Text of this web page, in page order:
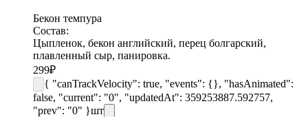
Бекон темпура
Состав:
Цыпленок, бекон английский, перец болгарский,
плавленный сыр, панировка.
299₽
{ "canTrackVelocity": true, "events": {}, "hasAnimated":
false, "current": "0", "updatedAt": 359253887.592757,
"prev": "0" }шт